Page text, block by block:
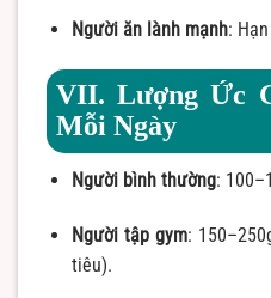
Người ăn lành mạnh:
VII. Lượng Ức
Mỗi Ngày
Người bình thường:
Người tập gym:
tiêu).